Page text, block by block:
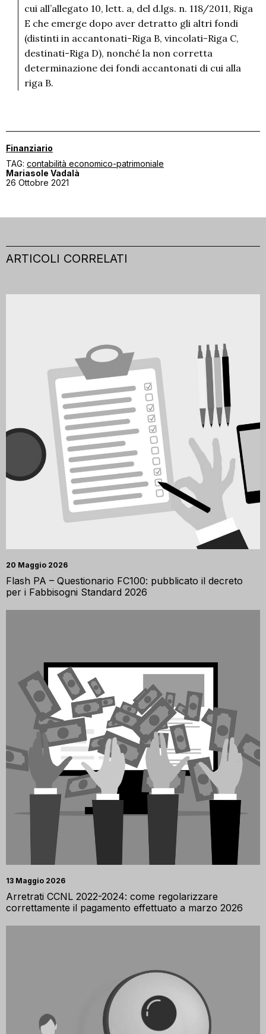
cui all’allegato 10, lett. a, del d.lgs. n. 118/2011, Riga
E che emerge dopo aver detratto gli altri fondi
(distinti in accantonati-Riga B, vincolati-Riga C,
destinati-Riga D), nonché la non corretta
determinazione dei fondi accantonati di cui alla
riga B.
Finanziario
TAG: contabilità economico-patrimoniale
Mariasole Vadalà
26 Ottobre 2021
ARTICOLI CORRELATI
20 Maggio 2026
Flash PA – Questionario FC100: pubblicato il decreto
per i Fabbisogni Standard 2026
13 Maggio 2026
Arretrati CCNL 2022-2024: come regolarizzare
correttamente il pagamento effettuato a marzo 2026